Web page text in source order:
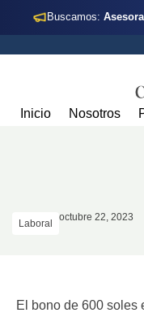
Buscamos:
Inicio Nosotros
Laboral
octubre 22, 2023
El bono de 600 soles